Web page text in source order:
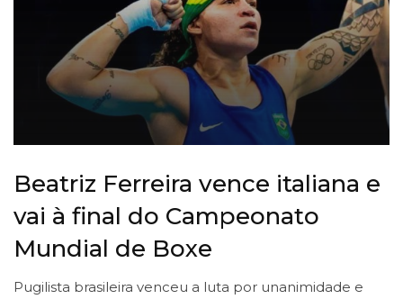
Beatriz Ferreira vence italiana e
vai à final do Campeonato
Mundial de Boxe
Pugilista brasileira venceu a luta por unanimidade e